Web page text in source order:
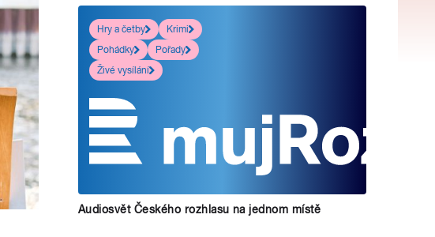
Hry a četby
Krimi
Pohádky
Pořady
Živé vysílání
Audiosvět Českého rozhlasu na jednom místě